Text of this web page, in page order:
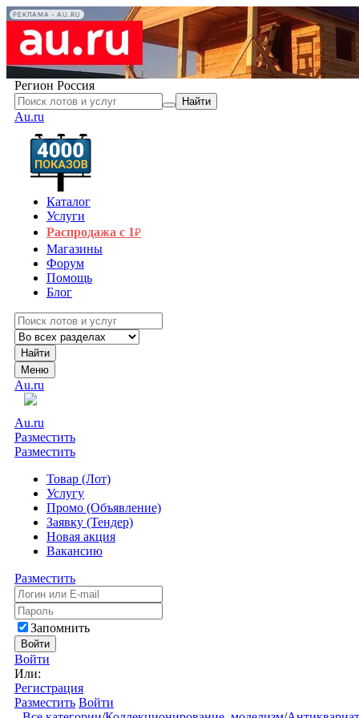
РЕКЛАМА • AU.RU
Регион Россия
Найти
Au.ru
Каталог
Услуги
Распродажа с 1₽
Магазины
Форум
Помощь
Блог
Найти
Меню
Au.ru
Au.ru
Разместить
Разместить
Товар (Лот)
Услугу
Промо (Объявление)
Заявку (Тендер)
Новая акция
Вакансию
Разместить
Запомнить
Войти
Войти
Или:
Регистрация
Разместить Войти